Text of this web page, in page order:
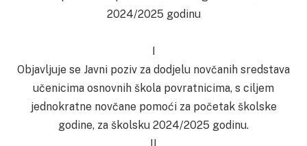
2024/2025 godinu
Objavljuje se Javni poziv za dodjelu novčanih sredstava
učenicima osnovnih škola povratnicima, s ciljem
jednokratne novčane pomoći za početak školske
godine, za školsku 2024/2025 godinu.